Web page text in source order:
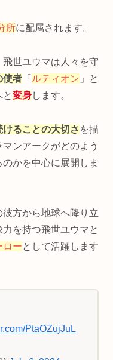
所に配属されます。
世ユウマは人々を守
使者 「 ルティオン 」と
と変身します。
けることの大切さ を描
ンアークがどのよう
かを中心に展開しま
方から地球へ降り立
を持つ飛世ユウマと
ローとして活躍します
PtaOZujJuL